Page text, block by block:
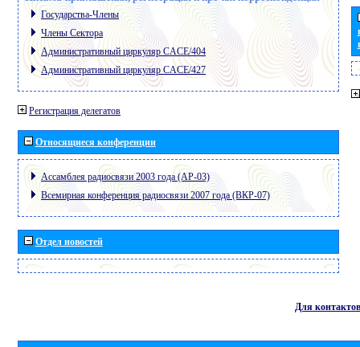
Государства-Члены
Члены Сектора
Административный циркуляр CACE/404
Административный циркуляр CACE/427
Регистрация делегатов
Относящиеся конференции
Ассамблея радиосвязи 2003 года (АР-03)
Всемирная конференция радиосвязи 2007 года (ВКР-07)
Отдел новостей
Для контактов